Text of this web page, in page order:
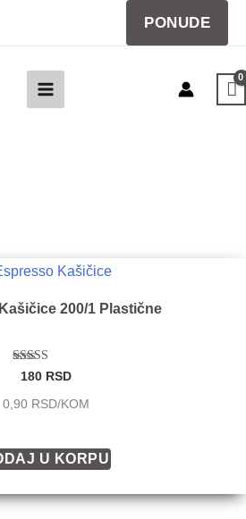
PONUDE
200/1 Plastične
Ocenjeno sa
od 5
180 RSD
0,90 RSD/KOM
U KORPU